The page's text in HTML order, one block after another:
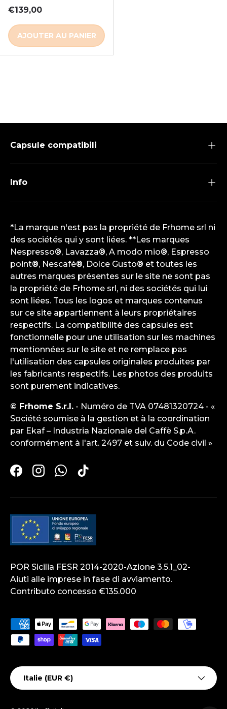
Prix habituel
€139,00
AJOUTER AU PANIER
Capsule compatibili
Info
*La marque n'est pas la propriété de Frhome srl ni
des sociétés qui y sont liées. **Les marques
Nespresso®, Lavazza®, A modo mio®, Espresso
point®, Nescafé®, Dolce Gusto® et toutes les
autres marques présentes sur le site ne sont pas
la propriété de Frhome srl, ni des sociétés qui lui
sont liées. Tous les logos et marques contenus
sur ce site appartiennent à leurs propriétaires
respectifs. La compatibilité des capsules est
fonctionnelle pour une utilisation sur les machines
mentionnées sur le site et ne remplace pas
l'utilisation des capsules originales produites par
les fabricants respectifs. Les photos des produits
sont purement indicatives.
© Frhome S.r.l. - Numéro de TVA 07481320724 - «
Société soumise à la gestion et à la coordination
par Ekaf – Industria Nazionale del Caffè S.p.A.
conformément à l'art. 2497 et suiv. du Code civil »
FacebookInstagramWhatsApp
TikTok
POR Sicilia FESR 2014-2020-Azione 3.5.1_02-
Aiuti alle imprese in fase di avviamento.
Contributo concesso €135.000
Moyens de paiement acceptés
Pays
Italie (EUR €)